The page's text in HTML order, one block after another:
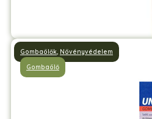
Gombaölők, Növényvédelem
Gombaölő